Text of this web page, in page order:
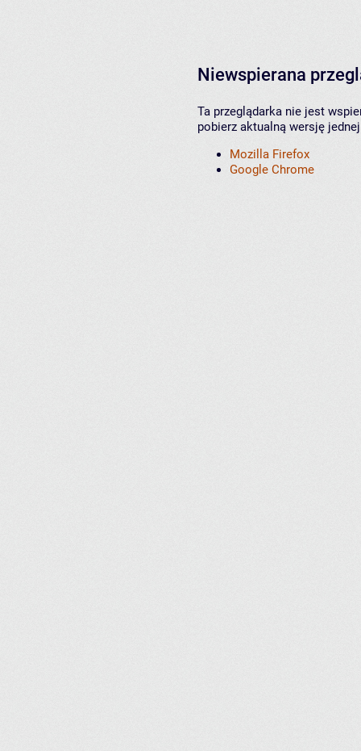
Niewspierana
Ta przeglądarka nie jest
pobierz aktualną wersję
Mozilla Firefox
Google Chrome